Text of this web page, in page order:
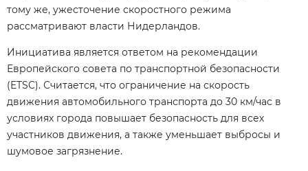
тому же, ужесточение скоростного режима
рассматривают власти Нидерландов.
Инициатива является ответом на рекомендации
Европейского совета по транспортной безопасности
(ETSC). Считается, что ограничение на скорость
движения автомобильного транспорта до 30 км/час в
условиях города повышает безопасность для всех
участников движения, а также уменьшает выбросы и
шумовое загрязнение.